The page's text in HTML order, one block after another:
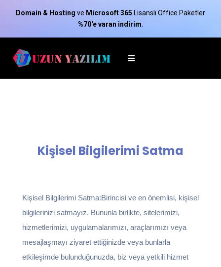
Domain & Hosting ve Microsoft 365 Lisanslı Office Paketler
%70'e varan indirim
Kişisel Bilgilerimi Satma
Kişisel Bilgilerimi Satma:Birincisi ve en önemlisi, kişisel
bilgilerinizi satmayız. Bununla birlikte, sitelerimizi,
hizmetlerimizi, uygulamalarımızı, araçlarımızı veya
mesajlaşmayı ziyaret ettiğinizde veya bunlarla
etkileşimde bulunduğunuzda, biz veya yetkili hizmet